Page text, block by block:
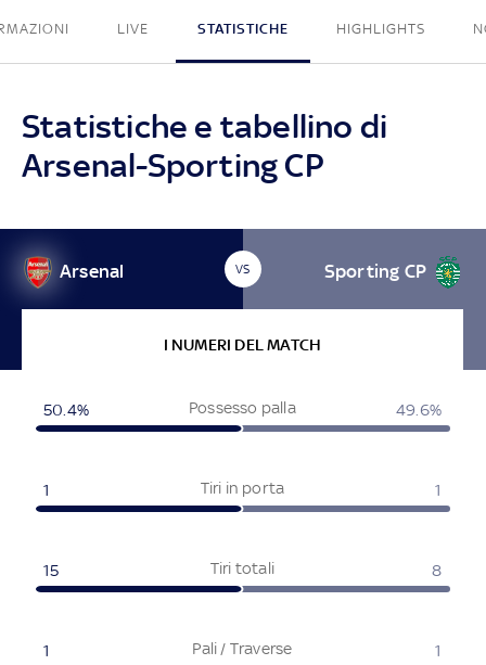
LIVE STATISTICHE HIGHLIGHTS
Statistiche e tabellino di
Arsenal-Sporting CP
Arsenal VS Sporting CP
I NUMERI DEL MATCH
Possesso palla
50.4% 49.6%
Tiri in porta
1 1
Tiri totali
15 8
Pali / Traverse
1 1